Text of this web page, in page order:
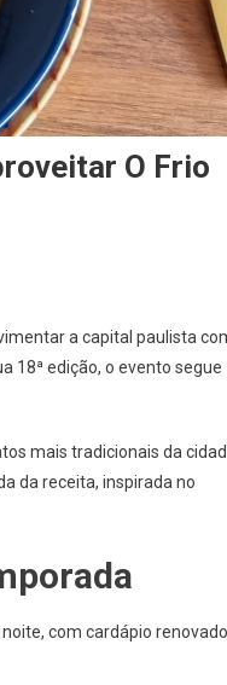
O Frio
a capital paulista
18ª edição, o evento segue
mais tradicionais da
da receita, inspirada no
com cardápio renovado